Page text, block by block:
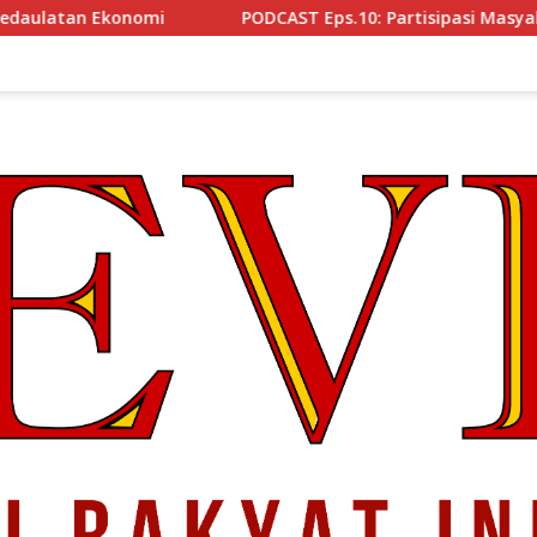
PODCAST Eps.10: Partisipasi Masyakat Cegah